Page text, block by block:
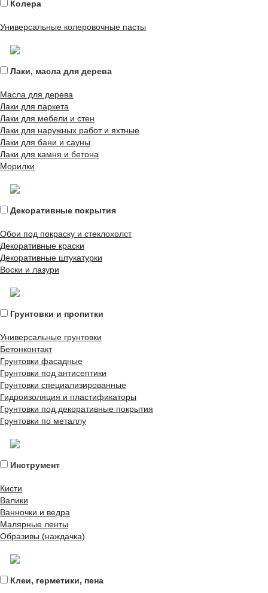
Колера
Универсальные колеровочные пасты
Лаки, масла для дерева
Масла для дерева
Лаки для паркета
Лаки для мебели и стен
Лаки для наружных работ и яхтные
Лаки для бани и сауны
Лаки для камня и бетона
Морилки
Декоративные покрытия
Обои под покраску и стеклохолст
Декоративные краски
Декоративные штукатурки
Воски и лазури
Грунтовки и пропитки
Универсальные грунтовки
Бетонконтакт
Грунтовки фасадные
Грунтовки под антисептики
Грунтовки специализированные
Гидроизоляция и пластификаторы
Грунтовки под декоративные покрытия
Грунтовки по металлу
Инструмент
Кисти
Валики
Ванночки и ведра
Малярные ленты
Образивы (наждачка)
Клеи, герметики, пена